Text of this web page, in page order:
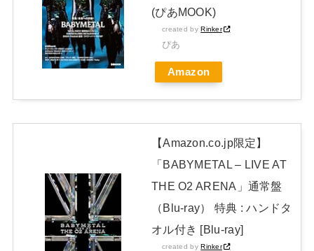
JAPAN EDITION)」着弾
【BABYMETAL】METAL FORTH DELUXE JAPAN EDITION
開封レビュー!
(ぴあMOOK)
created byRinker
ぴあ
Amazon
【Amazon.co.jp限定】
「BABYMETAL – LIVE AT
THE O2 ARENA」通常盤
（Blu-ray） 特典 : ハンドタ
オル付き [Blu-ray]
created byRinker